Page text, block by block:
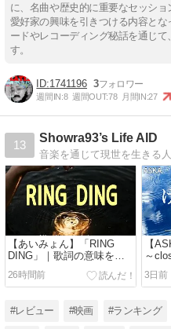
に、名曲や歴史的に重要なセッシ
愛好家の興味を引きつける内容と
ードやレコーディング秘話を通じ
す。
1741196 3
週間IN:8 週間OUT:78 月間IN:27
13
Showra93’s Life AID
【あいみょん】「RING
DING」｜歌詞の意味を考
察！クヨクヨしてると“アホ
らしヤの鐘”が鳴り響く
26時間前
【
～
意味
か青
3日前
#レビュー #映画 #ランキング